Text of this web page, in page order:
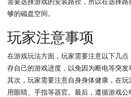
够的磁盘空间。
玩家注意事项
在游戏玩法方面，玩家需要注意以下几
存自己的游戏进度，以免因为断电等突发
其次，玩家需要注意自身身体健康，在
用眼睛、手指等器官。最后，遵循游戏